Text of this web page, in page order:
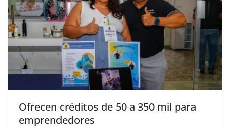
Ofrecen créditos de 50 a 350 mil para
emprendedores